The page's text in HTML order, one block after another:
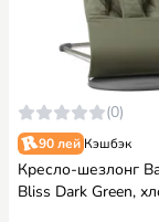
(0)
90 лей Кэшбэк
Кресло-шезлонг
Bliss Dark Green,